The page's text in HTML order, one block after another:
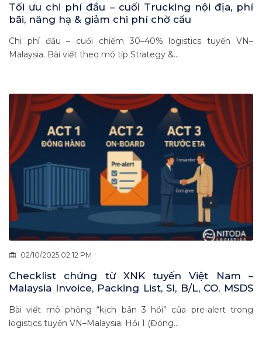
Tối ưu chi phí đầu – cuối Trucking nội địa, phí
bãi, nâng hạ & giảm chi phí chờ cẩu
Chi phí đầu – cuối chiếm 30–40% logistics tuyến VN–
Malaysia. Bài viết theo mô típ Strategy &...
02/10/2025 02:12 PM
Checklist chứng từ XNK tuyến Việt Nam –
Malaysia Invoice, Packing List, SI, B/L, CO, MSDS
Bài viết mô phỏng “kịch bản 3 hồi” của pre-alert trong
logistics tuyến VN–Malaysia: Hồi 1 (Đóng...